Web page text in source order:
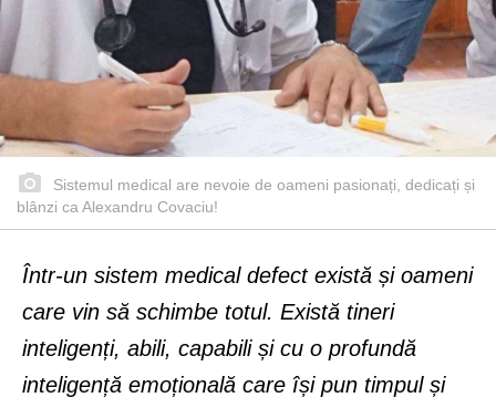
Sistemul medical are nevoie de oameni pasionați, dedicați și
blânzi ca Alexandru Covaciu!
Într-un sistem medical defect există și oameni
care vin să schimbe totul. Există tineri
inteligenți, abili, capabili și cu o profundă
inteligență emoțională care își pun timpul și